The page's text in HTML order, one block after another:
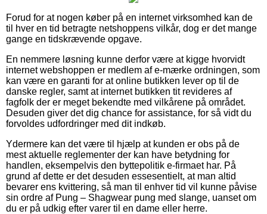
Forud for at nogen køber på en internet virksomhed kan de
til hver en tid betragte netshoppens vilkår, dog er det mange
gange en tidskrævende opgave.
En nemmere løsning kunne derfor være at kigge hvorvidt
internet webshoppen er medlem af e-mærke ordningen, som
kan være en garanti for at online butikken lever op til de
danske regler, samt at internet butikken tit revideres af
fagfolk der er meget bekendte med vilkårene på området.
Desuden giver det dig chance for assistance, for så vidt du
forvoldes udfordringer med dit indkøb.
Ydermere kan det være til hjælp at kunden er obs på de
mest aktuelle reglementer der kan have betydning for
handlen, eksempelvis den byttepolitik e-firmaet har. På
grund af dette er det desuden essesentielt, at man altid
bevarer ens kvittering, så man til enhver tid vil kunne påvise
sin ordre af Pung – Shagwear pung med slange, uanset om
du er på udkig efter varer til en dame eller herre.